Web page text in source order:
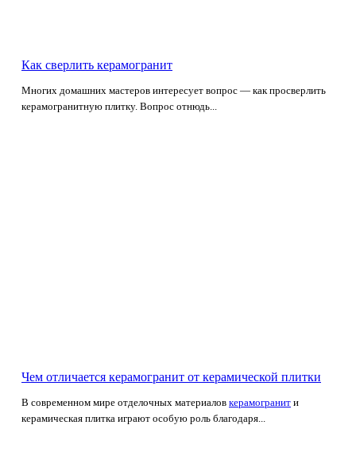
Как сверлить керамогранит
Многих домашних мастеров интересует вопрос — как просверлить
керамогранитную плитку. Вопрос отнюдь...
Чем отличается керамогранит от керамической плитки
В современном мире отделочных материалов керамогранит и
керамическая плитка играют особую роль благодаря...